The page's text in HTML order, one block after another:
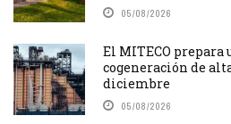
05/08/2026
El MITECO prepara
cogeneración de
diciembre
05/08/2026